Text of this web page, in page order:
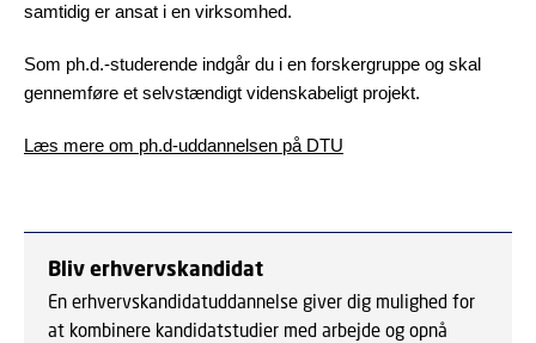
samtidig er ansat i en virksomhed.
Som ph.d.-studerende indgår du i en forskergruppe og skal
gennemføre et selvstændigt videnskabeligt projekt.
Læs mere om ph.d-uddannelsen på DTU
Bliv erhvervskandidat
En erhvervskandidatuddannelse giver dig mulighed for
at kombinere kandidatstudier med arbejde og opnå